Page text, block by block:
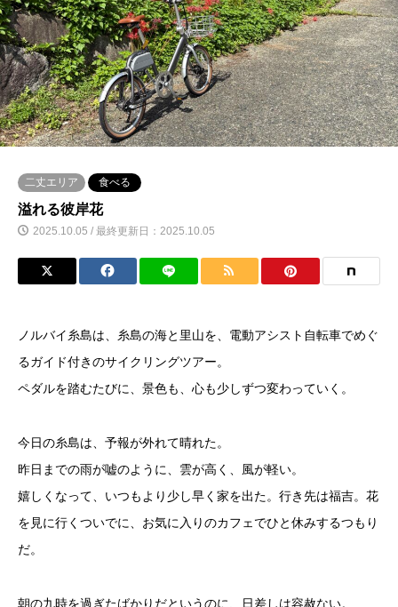
二丈エリア 食べる
溢れる彼岸花
2025.10.05 / 最終更新日：2025.10.05
ノルバイ糸島は、糸島の海と里山を、電動アシスト自転車でめぐ
るガイド付きのサイクリングツアー。
ペダルを踏むたびに、景色も、心も少しずつ変わっていく。
今日の糸島は、予報が外れて晴れた。
昨日までの雨が嘘のように、雲が高く、風が軽い。
嬉しくなって、いつもより少し早く家を出た。行き先は福吉。花
を見に行くついでに、お気に入りのカフェでひと休みするつもり
だ。
朝の九時を過ぎたばかりだというのに、日差しは容赦ない。